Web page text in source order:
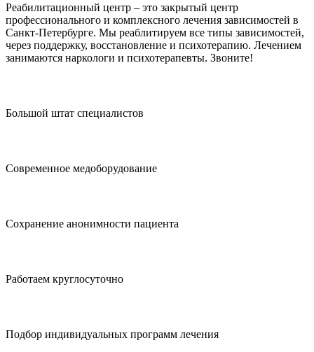
Реабилитационный центр – это закрытый центр
профессионального и комплексного лечения зависимостей в
Санкт-Петербурге. Мы реаблитируем все типы зависимостей,
через поддержку, восстановление и психотерапию. Лечением
занимаются наркологи и психотерапевты. Звоните!
Большой штат специалистов
Современное медоборудование
Сохранение анонимности пациента
Работаем круглосуточно
Подбор индивидуальных программ лечения